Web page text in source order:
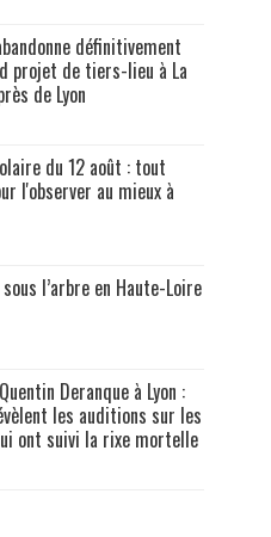
définitivement
projet de tiers-lieu à La
de Lyon
du 12 août : tout
l'observer au mieux à
l’arbre en Haute-Loire
Deranque à Lyon :
les auditions sur les
ont suivi la rixe mortelle